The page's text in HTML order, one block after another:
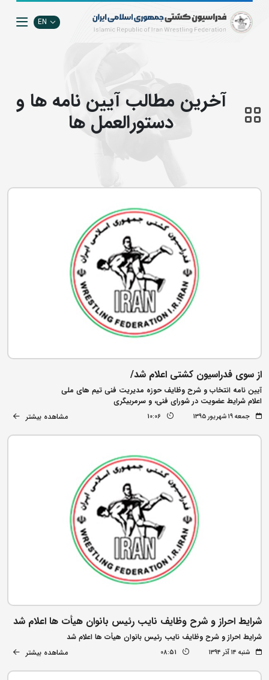
EN
آخرین مطالب آیین نامه ها و
دستورالعمل ها
از سوی فدراسیون کشتی اعلام شد/
آیین نامه انتخاب و شرح وظایف حوزه مدیریت فنی تیم های ملی
اعلام شرایط عضویت در شورای فنی، و سرمربیگری
جمعه ۱۹ شهریور ۱۳۹۵ 10:06 مشاهده بیشتر
شرایط احراز و شرح وظایف نایب رئیس بانوان هیأت ها اعلام شد
شرایط احراز و شرح وظایف نایب رئیس بانوان هیأت ها اعلام شد
شنبه ۱۴ آذر ۱۳۹۴ 08:51 مشاهده بیشتر